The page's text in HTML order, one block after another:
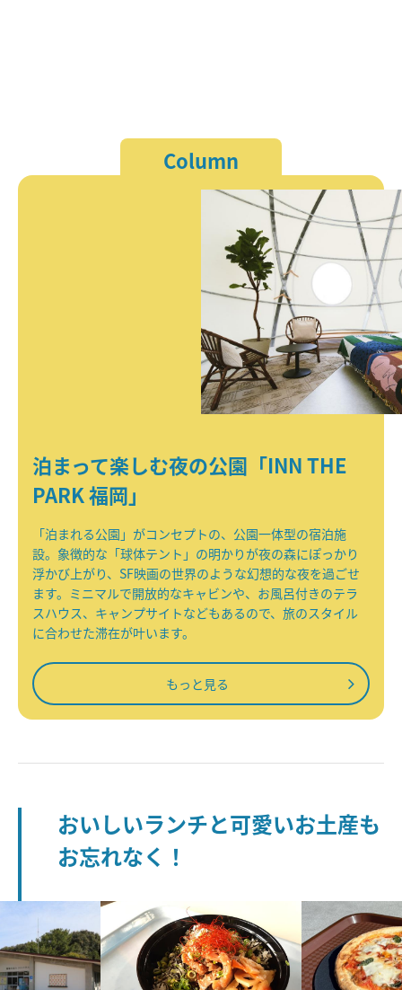
Column
泊まって楽しむ夜の公園「INN THE
PARK 福岡」
「泊まれる公園」がコンセプトの、公園一体型の宿泊施
設。象徴的な「球体テント」の明かりが夜の森にぽっかり
浮かび上がり、SF映画の世界のような幻想的な夜を過ごせ
ます。ミニマルで開放的なキャビンや、お風呂付きのテラ
スハウス、キャンプサイトなどもあるので、旅のスタイル
に合わせた滞在が叶います。
もっと見る
おいしいランチと可愛いお土産も
お忘れなく！